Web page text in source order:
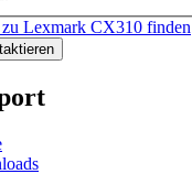
Lexmark CX310 finden